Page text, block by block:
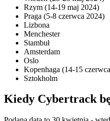
Rzym (14-19 maj 2024)
Praga (5-8 czerwca 2024)
Lizbona
Menchester
Stambuł
Amsterdam
Oslo
Kopenhaga (14-15
Sztokholm
Kiedy Cybertrack